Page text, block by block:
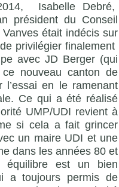
Isabelle Debré,
président du Conseil
était indécis sur
privilégier finalement
avec JD Berger (qui
nouveau canton de
l’essai en le ramenant
Ce qui a été réalisé
UMP/UDI revient à
si cela a fait grincer
un maire UDI et une
dans les années 80 et
est un bien
a toujours permis de